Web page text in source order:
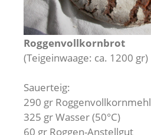
Roggenvollkornbrot
(Teigeinwaage: ca. 1200 gr)
Sauerteig:
290 gr Roggenvollkornmehl
325 gr Wasser (50°C)
60 gr Roggen-Anstellgut